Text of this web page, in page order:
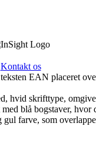
Kontakt os